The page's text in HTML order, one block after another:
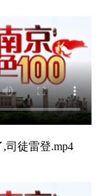
,司徒雷登.mp4